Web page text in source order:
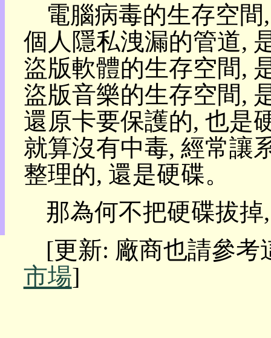
電腦病毒的生存空間
個人隱私洩漏的管道,
盜版軟體的生存空間,
盜版音樂的生存空間,
還原卡要保護的, 也是
就算沒有中毒, 經常讓
整理的, 還是硬碟。
那為何不把硬碟拔
[更新: 廠商也請參
市場]